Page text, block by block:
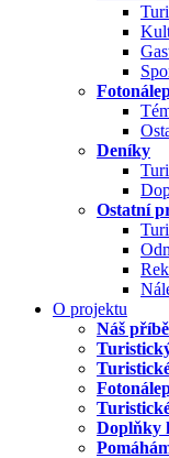
Deníky
Ostatní
O projektu
Náš
Doplňky